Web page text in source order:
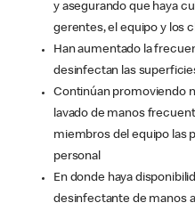
y asegurando que haya
gerentes, el equipo y los
Han aumentado la
desinfectan las
Continúan promoviendo
lavado de manos
miembros del equipo las
personal
En donde haya
desinfectante de manos